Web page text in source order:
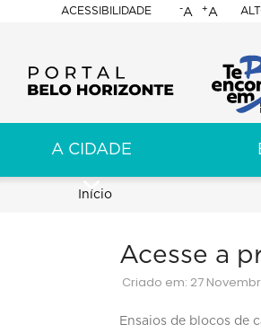
ACESSIBILIDADE
BELO
-A +A
A CIDADE
Trilha
navegação
Início
Acesse a
Criado em: 27
Ensaios de blocos de